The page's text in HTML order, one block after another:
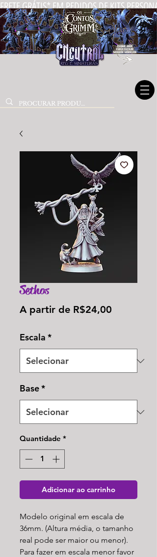
FRETE GRÁTIS* EM PEDIDOS DE KITS
Sethos
A partir de R$24,00
Escala *
Base*
Quantidade *
Adicionar ao carrinho
Modelo original em escala de
36mm. (Altura média, o tamanho
real pode ser maior ou menor).
Para fazer em escala menor favor